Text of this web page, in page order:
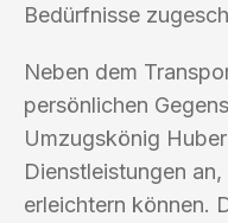
Bedürfnisse
Neben dem
persönlichen
Umzugskönig
Dienstleistungen
erleichtern können.